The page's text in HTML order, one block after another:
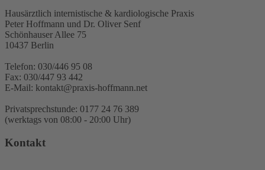
Hausärztlich internistische & kardiologische Praxis
Peter Hoffmann und Dr. Oliver Senf
Schönhauser Allee 75
10437 Berlin
Telefon: 030/446 95 08
Fax: 030/447 93 442
E-Mail: kontakt@praxis-hoffmann.net
Privatsprechstunde: 0177 24 76 389
(werktags von 08:00 - 20:00 Uhr)
Kontakt